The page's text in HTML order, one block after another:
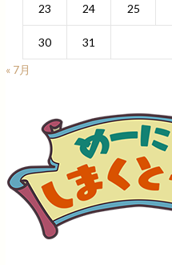
23 24 25
30
31
« 7月